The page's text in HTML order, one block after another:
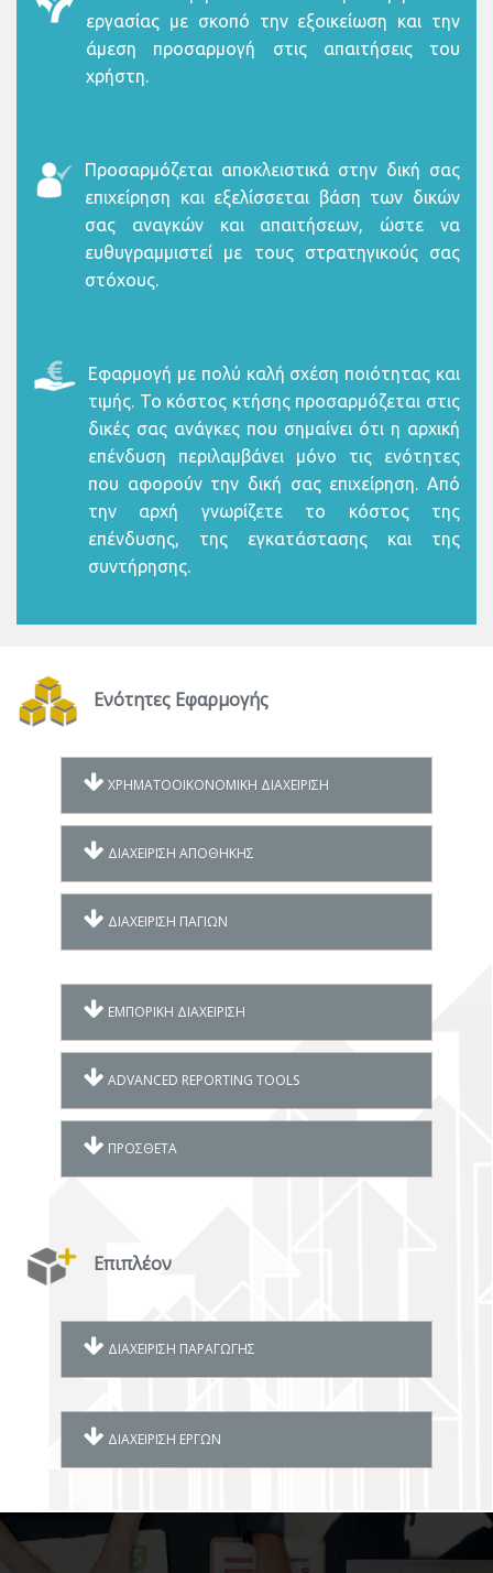
εργασίας με σκοπό την εξοικείωση και την
άμεση προσαρμογή στις απαιτήσεις του
χρήστη.
Προσαρμόζεται αποκλειστικά στην δική σας
επιχείρηση και εξελίσσεται βάση των δικών
σας αναγκών και απαιτήσεων, ώστε να
ευθυγραμμιστεί με τους στρατηγικούς σας
στόχους.
Εφαρμογή με πολύ καλή σχέση ποιότητας και
τιμής. Το κόστος κτήσης προσαρμόζεται στις
δικές σας ανάγκες που σημαίνει ότι η αρχική
επένδυση περιλαμβάνει μόνο τις ενότητες
που αφορούν την δική σας επιχείρηση. Από
την αρχή γνωρίζετε το κόστος της
επένδυσης, της εγκατάστασης και της
συντήρησης.
Ενότητες Εφαρμογής
ΧΡΗΜΑΤΟΟΙΚΟΝΟΜΙΚΗ ΔΙΑΧΕΙΡΙΣΗ
ΔΙΑΧΕΙΡΙΣΗ ΑΠΟΘΗΚΗΣ
ΔΙΑΧΕΙΡΙΣΗ ΠΑΓΙΩΝ
ΕΜΠΟΡΙΚΗ ΔΙΑΧΕΙΡΙΣΗ
ADVANCED REPORTING TOOLS
ΠΡΟΣΘΕΤΑ
Επιπλέον
ΔΙΑΧΕΙΡΙΣΗ ΠΑΡΑΓΩΓΗΣ
ΔΙΑΧΕΙΡΙΣΗ ΕΡΓΩΝ